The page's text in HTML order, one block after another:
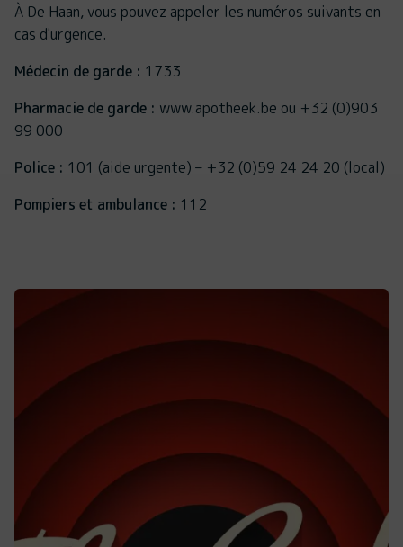
À De Haan, vous pouvez appeler les numéros suivants en
cas d'urgence.
Médecin de garde : 1733
Pharmacie de garde : www.apotheek.be ou +32 (0)903
99 000
Police : 101 (aide urgente) – +32 (0)59 24 24 20 (local)
Pompiers et ambulance : 112